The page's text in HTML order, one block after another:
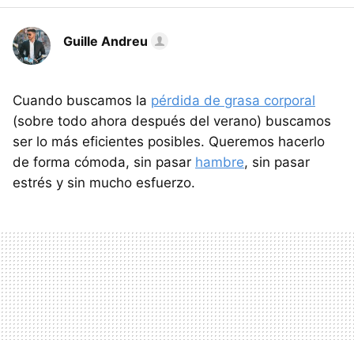
Guille Andreu
Cuando buscamos la pérdida de grasa corporal
(sobre todo ahora después del verano) buscamos
ser lo más eficientes posibles. Queremos hacerlo
de forma cómoda, sin pasar hambre, sin pasar
estrés y sin mucho esfuerzo.